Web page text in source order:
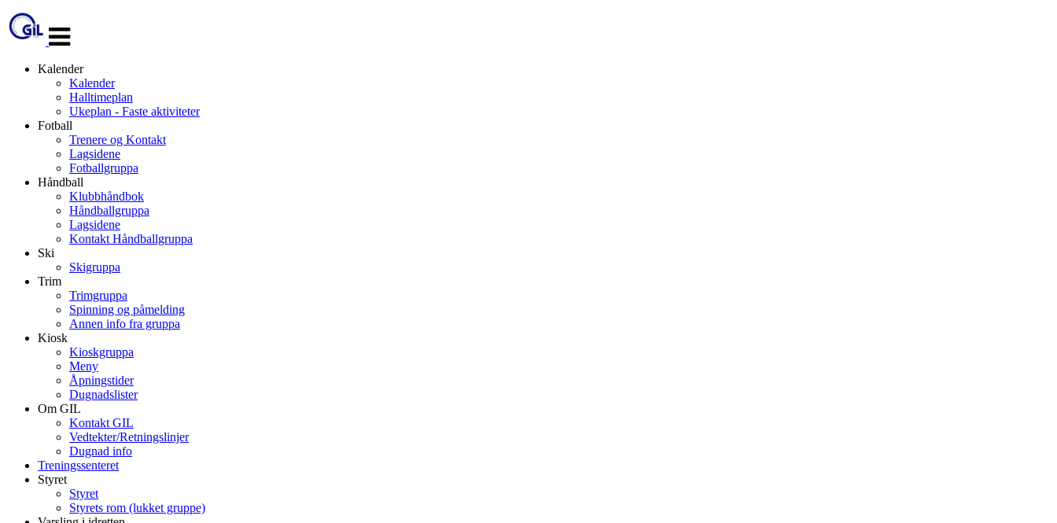
navigasjon
Kalender
Kalender
Halltimeplan
Ukeplan - Faste aktiviteter
Fotball
Trenere og Kontakt
Lagsidene
Fotballgruppa
Håndball
Klubbhåndbok
Håndballgruppa
Lagsidene
Kontakt Håndballgruppa
Ski
Skigruppa
Trim
Trimgruppa
Spinning og påmelding
Annen info fra gruppa
Kiosk
Kioskgruppa
Meny
Åpningstider
Dugnadslister
Om GIL
Kontakt GIL
Vedtekter/Retningslinjer
Dugnad info
Treningssenteret
Styret
Styret
Styrets rom (lukket gruppe)